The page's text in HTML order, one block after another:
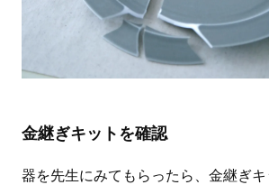
金継ぎキットを確認
器を先生にみてもらったら、金継ぎ